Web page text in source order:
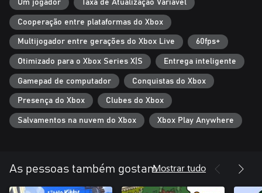
Um jogador Taxa de Atualização Variável
Cooperação entre plataformas do Xbox
Multijogador entre gerações do Xbox Live 60fps+
Otimizado para o Xbox Series X|S Entrega inteligente
Gamepad de computador Conquistas do Xbox
Presença do Xbox Clubes do Xbox
Salvamentos na nuvem do Xbox Xbox Play Anywhere
As pessoas também gostamMostrar tudo